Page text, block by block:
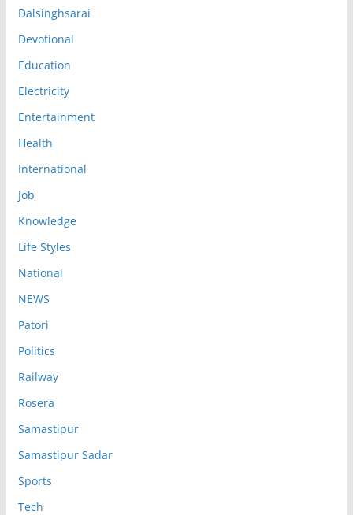
Dalsinghsarai
Devotional
Education
Electricity
Entertainment
Health
International
Job
Knowledge
Life Styles
National
NEWS
Patori
Politics
Railway
Rosera
Samastipur
Samastipur Sadar
Sports
Tech